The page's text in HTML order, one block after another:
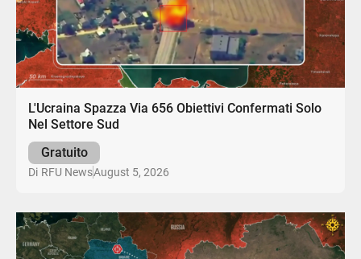
L'Ucraina Spazza Via 656 Obiettivi Confermati Solo
Nel Settore Sud
Gratuito
Di RFU NewsAugust 5, 2026